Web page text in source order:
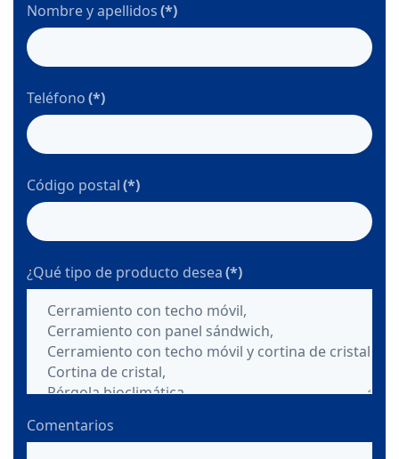
Nombre y apellidos(*)
Teléfono(*)
Código postal(*)
¿Qué tipo de producto desea(*)
Comentarios